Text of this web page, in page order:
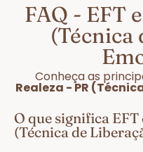
FAQ - EFT
(Técnica
Conheça as
Realeza - PR
O que significa EFT
(Técnica de